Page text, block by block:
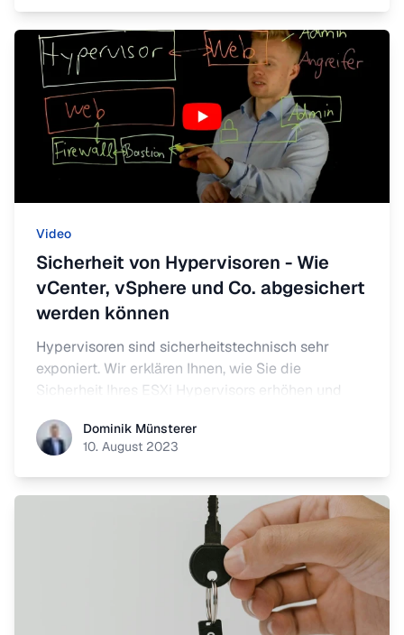
Video
Sicherheit von Hypervisoren - Wie
vCenter, vSphere und Co. abgesichert
werden können
Hypervisoren sind sicherheitstechnisch sehr
exponiert. Wir erklären Ihnen, wie Sie die
Sicherheit Ihres ESXi Hypervisors erhöhen und
schützen können.
Dominik Münsterer
Dominik Münsterer
10. August 2023